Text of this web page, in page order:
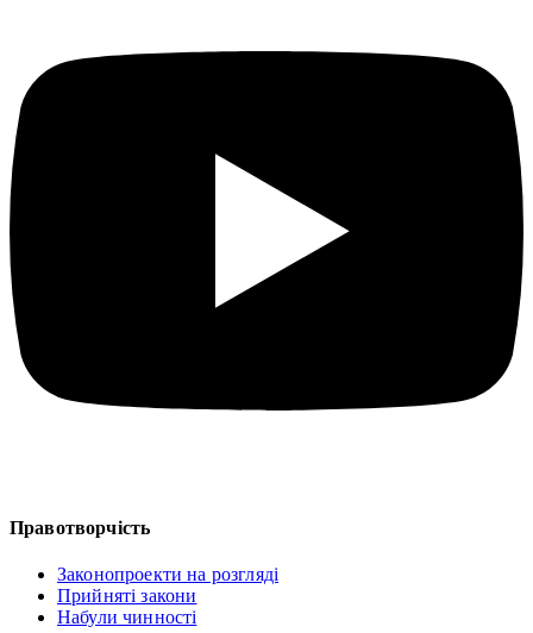
Правотворчість
Законопроекти на розгляді
Прийняті закони
Набули чинності